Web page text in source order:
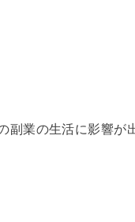
副業の生活に影響が